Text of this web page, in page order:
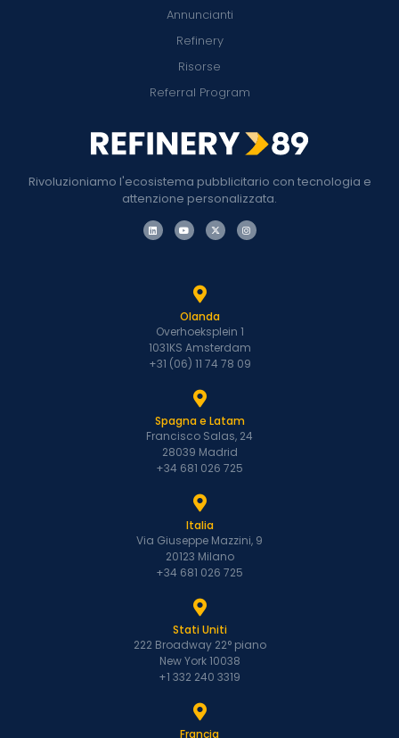
Rivoluzioniamo l'ecosistema pubblicitario con tecnologia e
attenzione personalizzata.
Annuncianti
Refinery
Risorse
Referral Program
Olanda
Overhoeksplein 1
1031KS Amsterdam
+31 (06) 11 74 78 09
Spagna e Latam
Francisco Salas, 24
28039 Madrid
+34 681 026 725
Italia
Via Giuseppe Mazzini, 9
20123 Milano
+34 681 026 725
Stati Uniti
222 Broadway 22° piano
New York 10038
+1 332 240 3319
Francia